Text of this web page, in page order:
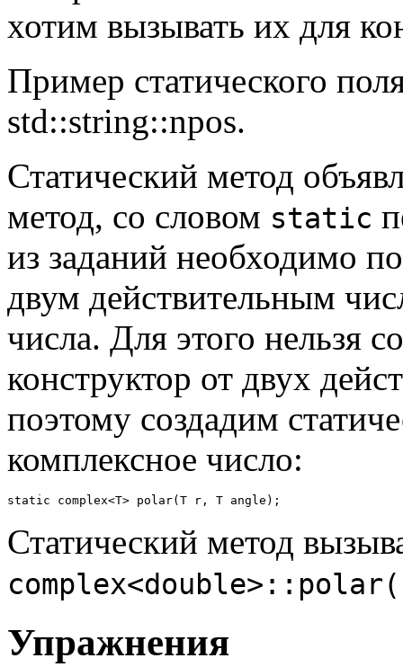
хотим вызывать их для
Пример статического
std::string::npos.
Статический метод
метод, со словом static
из заданий необходимо
двум действительным
числа. Для этого нельзя
конструктор от двух
поэтому создадим
комплексное число:
Статический метод
Упражнения